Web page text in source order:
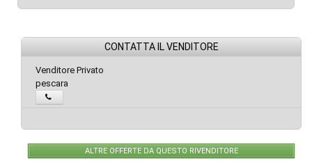
CONTATTA IL VENDITORE
Venditore Privato
pescara
ALTRE OFFERTE DA QUESTO RIVENDITORE